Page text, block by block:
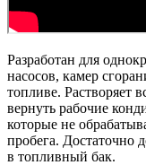
Разработан для
насосов, камер
топливе. Растворяет
вернуть рабочие
которые не
пробега.
в топливный бак.